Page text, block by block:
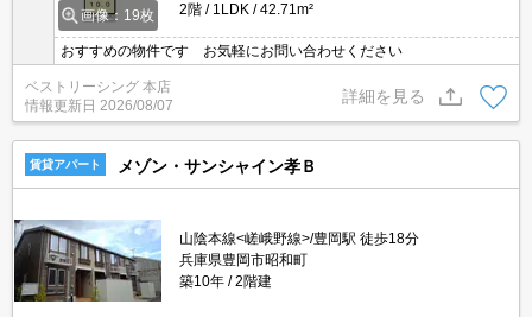
画像：19枚
2階
1LDK 42.71m²
おすすめの物件です お気軽にお問い合わせください
ベストリーシング 本店
情報更新日 2026/08/07
詳細を見る
賃貸アパート メゾン・サンシャイン孝Ｂ
山陰本線<嵯峨野線>/豊岡駅 徒歩18分
兵庫県豊岡市昭和町
築10年
2階建